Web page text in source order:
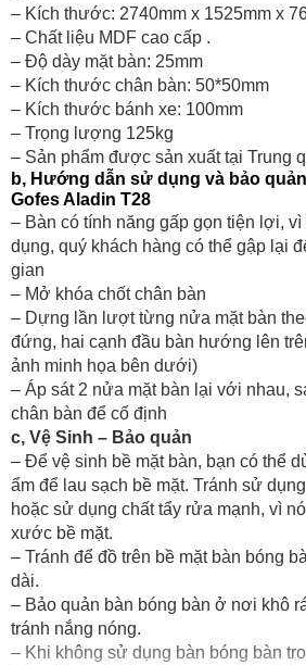
– Kích thước: 2740mm x 1525mm x
– Chất liệu MDF cao cấp .
– Độ dày mặt bàn: 25mm
– Kích thước chân bàn: 50*50mm
– Kích thước bánh xe: 100mm
– Trọng lượng 125kg
– Sản phẩm được sản xuất tại Trung
b, Hướng dẫn sử dụng và bảo
Gofes Aladin T28
– Bàn có tính năng gấp gọn tiện lợi,
dụng, quý khách hàng có thể gập lại
gian
– Mở khóa chốt chân bàn
– Dựng lần lượt từng nửa mặt bàn
đứng, hai cạnh đầu bàn hướng lên
ảnh minh họa bên dưới)
– Áp sát 2 nửa mặt bàn lại với nhau,
chân bàn để cố định
c, Vệ Sinh – Bảo quản
– Để vệ sinh bề mặt bàn, bạn có thể
ẩm để lau sạch bề mặt. Tránh sử
hoặc sử dụng chất tẩy rửa mạnh, vì
xước bề mặt.
– Tránh để đồ trên bề mặt bàn bóng
dài.
– Bảo quản bàn bóng bàn ở nơi khô
tránh nắng nóng.
– Khi không sử dụng bàn bóng bàn